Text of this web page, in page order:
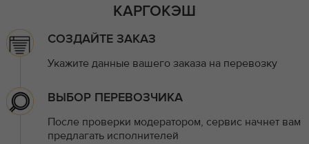
КАРГОКЭШ
СОЗДАЙТЕ ЗАКАЗ
Укажите данные вашего заказа на перевозку
ВЫБОР ПЕРЕВОЗЧИКА
После проверки модератором, сервис начнет вам
предлагать исполнителей